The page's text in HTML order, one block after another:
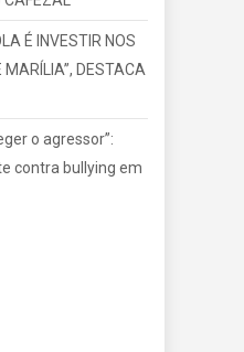
É INVESTIR NOS
MARÍLIA”, DESTACA
o agressor”:
contra bullying em